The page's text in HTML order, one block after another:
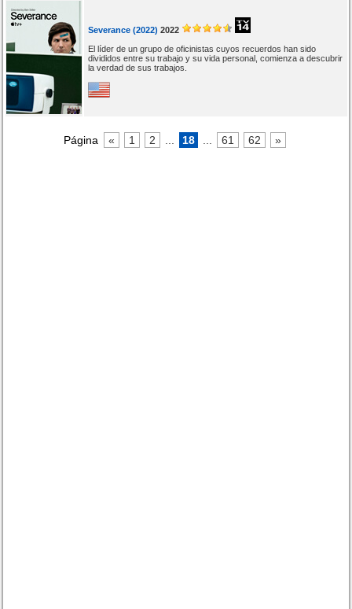
Severance (2022) 2022
El líder de un grupo de oficinistas cuyos recuerdos han sido
divididos entre su trabajo y su vida personal, comienza a descubrir
la verdad de sus trabajos.
Página « 1 2 18 61 62 »